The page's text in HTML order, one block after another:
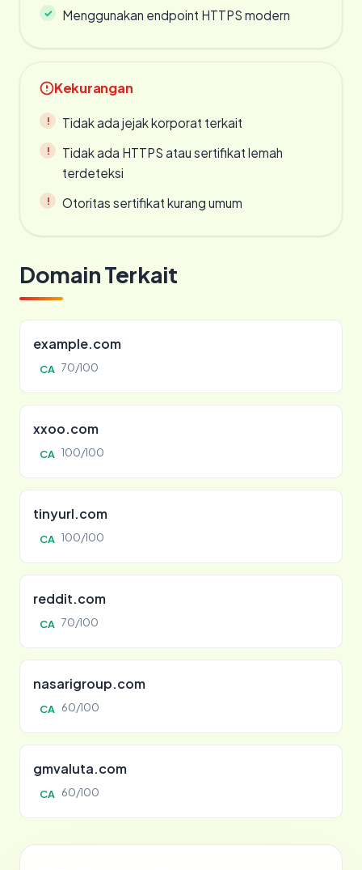
Menggunakan endpoint HTTPS modern
Kekurangan
Tidak ada jejak korporat terkait
Tidak ada HTTPS atau sertifikat lemah
terdeteksi
Otoritas sertifikat kurang umum
Domain Terkait
example.com
CA 70/100
xxoo.com
CA 100/100
tinyurl.com
CA 100/100
reddit.com
CA 70/100
nasarigroup.com
CA 60/100
gmvaluta.com
CA 60/100